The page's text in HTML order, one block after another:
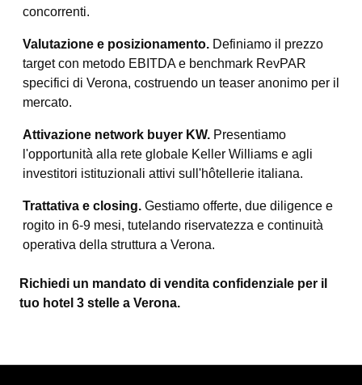
concorrenti.
Valutazione e posizionamento. Definiamo il prezzo
target con metodo EBITDA e benchmark RevPAR
specifici di Verona, costruendo un teaser anonimo per il
mercato.
Attivazione network buyer KW. Presentiamo
l'opportunità alla rete globale Keller Williams e agli
investitori istituzionali attivi sull'hôtellerie italiana.
Trattativa e closing. Gestiamo offerte, due diligence e
rogito in 6-9 mesi, tutelando riservatezza e continuità
operativa della struttura a Verona.
Richiedi un mandato di vendita confidenziale per il
tuo hotel 3 stelle a Verona.